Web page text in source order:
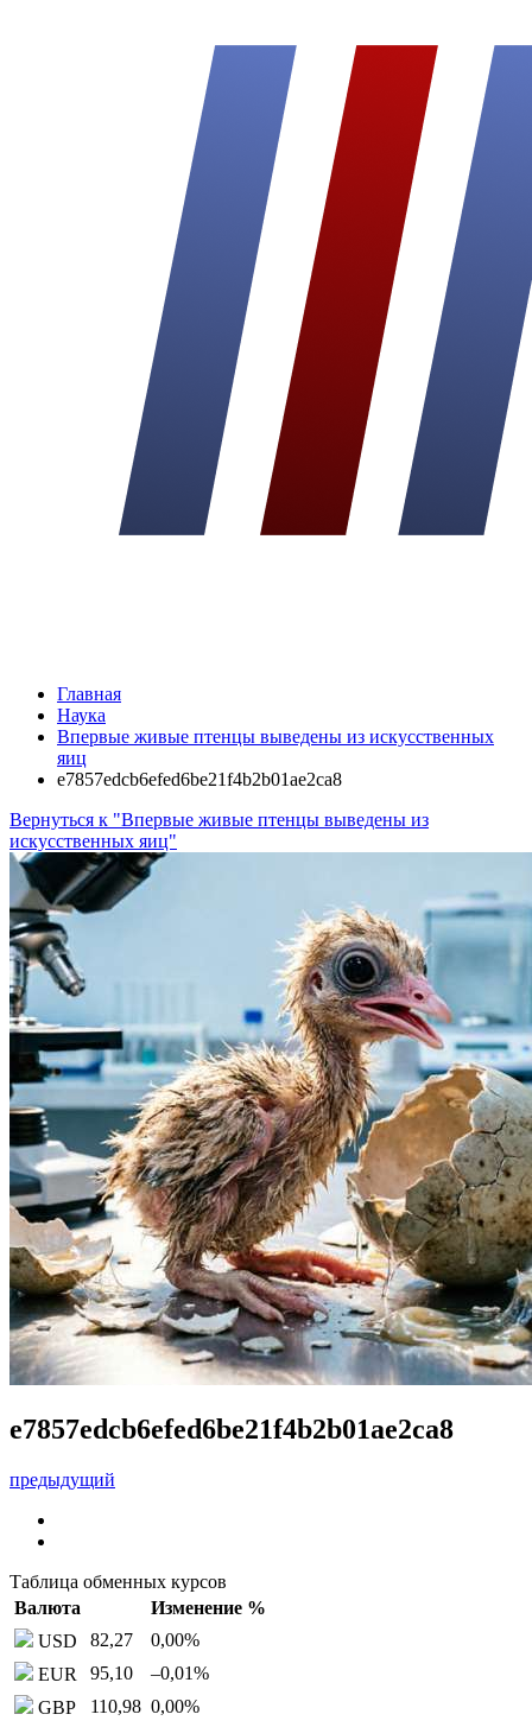
Главная
Наука
Впервые живые птенцы выведены из искусственных
яиц
e7857edcb6efed6be21f4b2b01ae2ca8
Вернуться к "Впервые живые птенцы выведены из
искусственных яиц"
e7857edcb6efed6be21f4b2b01ae2ca8
предыдущий
Таблица обменных курсов
Валюта
Изменение %
USD
82,27 0,00%
EUR
95,10 –0,01%
GBP
110,98 0,00%